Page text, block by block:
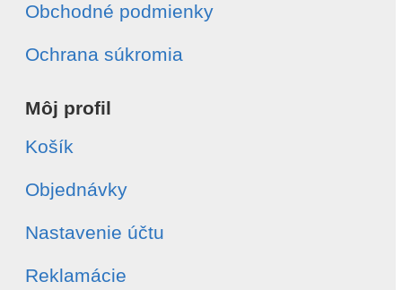
Obchodné podmienky
Ochrana súkromia
Môj profil
Košík
Objednávky
Nastavenie účtu
Reklamácie